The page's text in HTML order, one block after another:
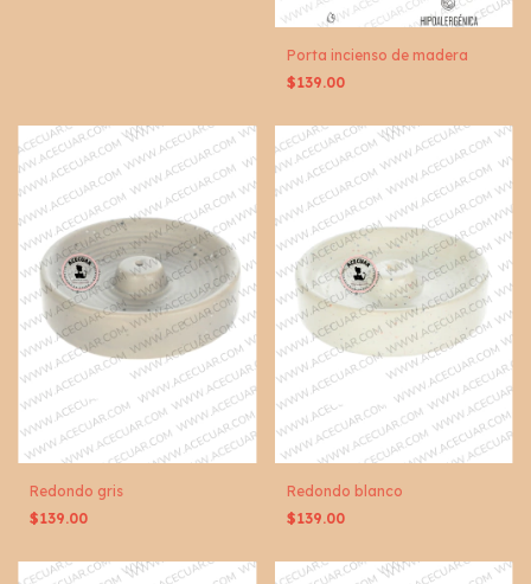
Porta incienso de madera
$139.00
Redondo gris
$139.00
Redondo blanco
$139.00